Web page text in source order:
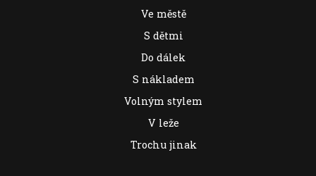
Ve městě
S dětmi
Do dálek
S nákladem
Volným stylem
V leže
Trochu jinak